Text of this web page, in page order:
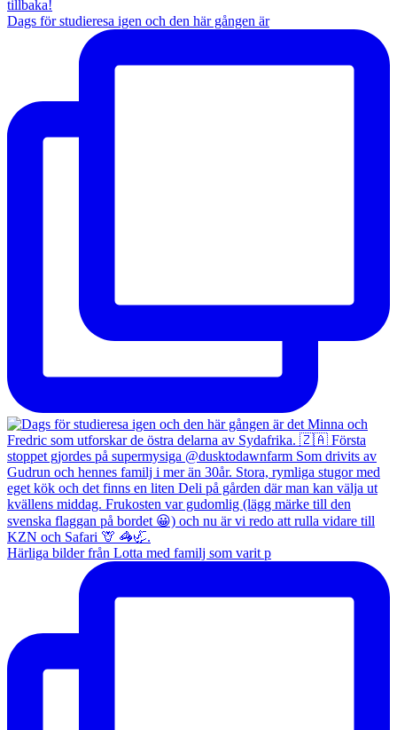
Dags för studieresa igen och den här gången är
Härliga bilder från Lotta med familj som varit p